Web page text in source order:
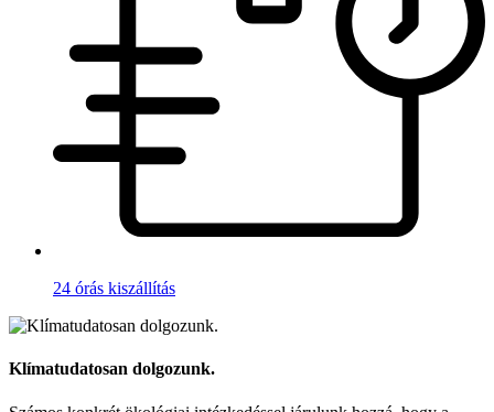
24 órás kiszállítás
Klímatudatosan dolgozunk.